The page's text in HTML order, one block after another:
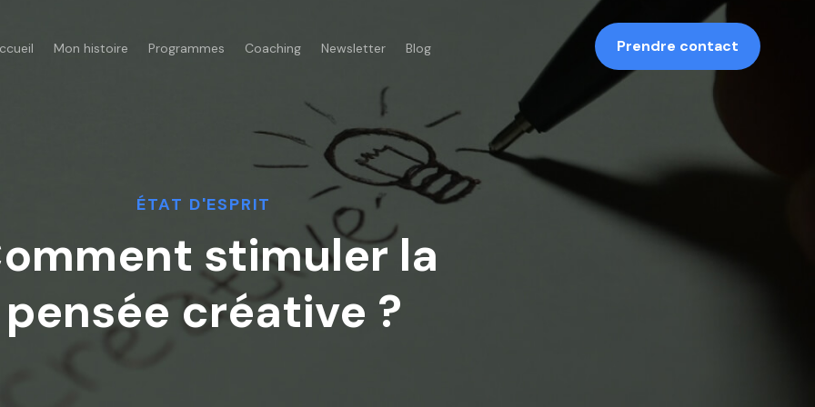
Mon histoire Programmes Coaching Newsletter Blog Prendre contact
ÉTAT D'ESPRIT
stimuler la
pensée créative ?